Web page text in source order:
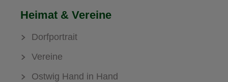
Heimat & Vereine
Dorfportrait
Vereine
Ostwig Hand in Hand